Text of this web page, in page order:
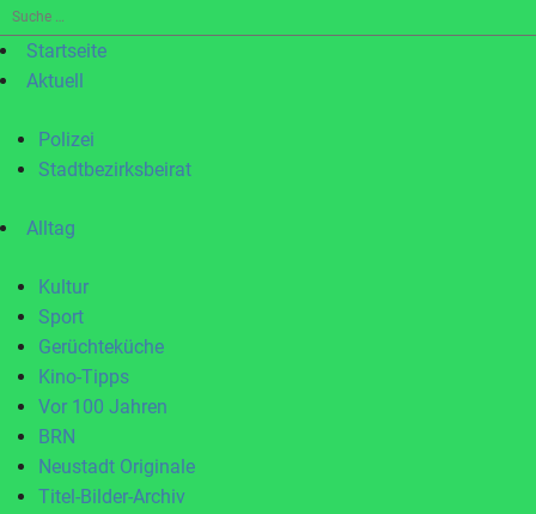
Suche
nach:Startseite
Aktuell
Polizei
Stadtbezirksbeirat
Alltag
Kultur
Sport
Gerüchteküche
Kino-Tipps
Vor 100 Jahren
BRN
Neustadt Originale
Titel-Bilder-Archiv